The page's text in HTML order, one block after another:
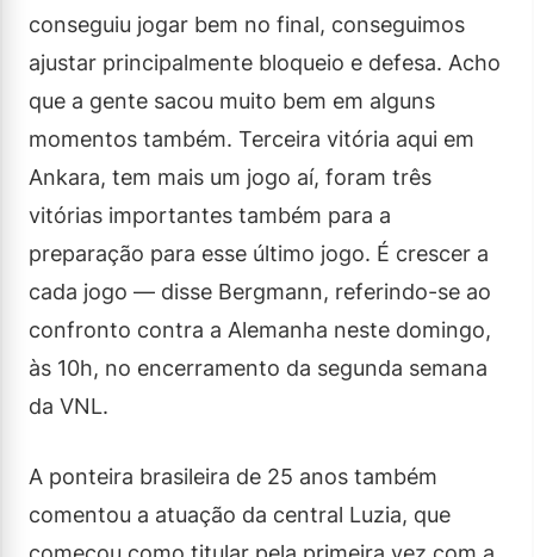
conseguiu jogar bem no final, conseguimos
ajustar principalmente bloqueio e defesa. Acho
que a gente sacou muito bem em alguns
momentos também. Terceira vitória aqui em
Ankara, tem mais um jogo aí, foram três
vitórias importantes também para a
preparação para esse último jogo. É crescer a
cada jogo — disse Bergmann, referindo-se ao
confronto contra a Alemanha neste domingo,
às 10h, no encerramento da segunda semana
da VNL.
A ponteira brasileira de 25 anos também
comentou a atuação da central Luzia, que